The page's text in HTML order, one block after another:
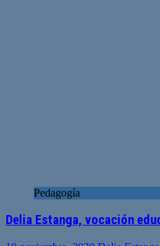
Pedagogía
Delia Estanga, vocación